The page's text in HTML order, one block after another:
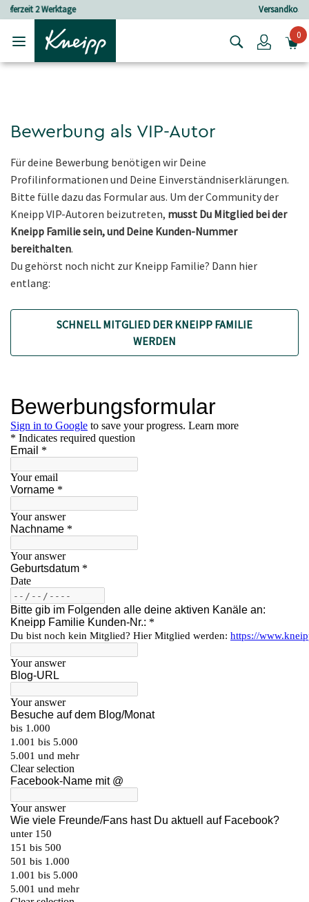
Skip to main content
Skip to footer content
Login0
Bewerbung als VIP-Autor
Für deine Bewerbung benötigen wir Deine
Profilinformationen und Deine Einverständniserklärungen.
Bitte fülle dazu das Formular aus. Um der Community der
Kneipp VIP-Autoren beizutreten, musst Du Mitglied bei der
Kneipp Familie sein, und Deine Kunden-Nummer
bereithalten.
Du gehörst noch nicht zur Kneipp Familie? Dann hier
entlang:
SCHNELL MITGLIED DER KNEIPP FAMILIE
WERDEN